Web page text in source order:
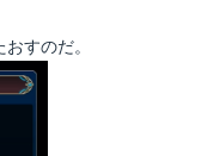
すのだ。